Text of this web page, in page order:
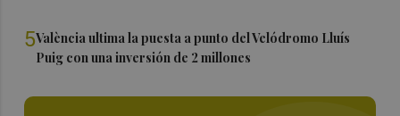
5València ultima la puesta a punto del Velódromo Lluís
Puig con una inversión de 2 millones